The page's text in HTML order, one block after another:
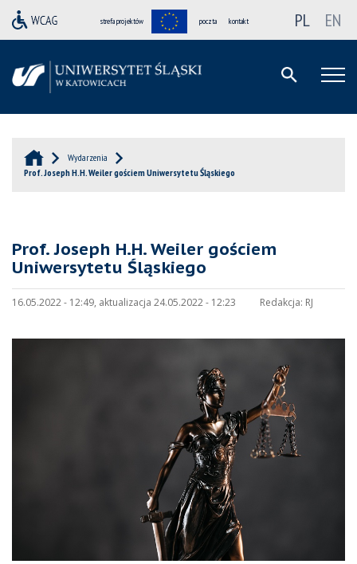
strefa projektów poczta kontakt PL EN
Wydarzenia
Prof. Joseph H.H. Weiler gościem Uniwersytetu Śląskiego
Prof. Joseph H.H. Weiler gościem
Uniwersytetu Śląskiego
16.05.2022 - 12:49, aktualizacja 24.05.2022 - 12:23 Redakcja: RJ